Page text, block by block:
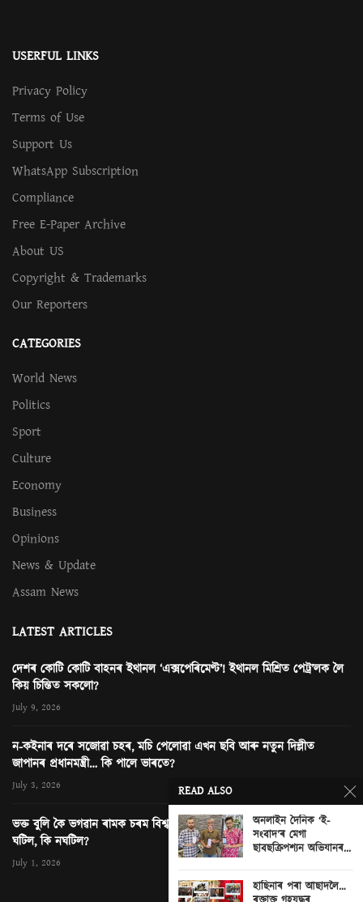
USERFUL LINKS
Privacy Policy
Terms of Use
Support Us
WhatsApp Subscription
Compliance
Free E-Paper Archive
About US
Copyright & Trademarks
Our Reporters
CATEGORIES
World News
Politics
Sport
Culture
Economy
Business
Opinions
News & Update
Assam News
LATEST ARTICLES
দেশৰ কোটি কোটি বাহনৰ ইথানল ‘এক্সপেৰিমেণ্ট’! ইথানল মিশ্ৰিত পেট্ৰ’লক লৈ
কিয় চিন্তিত সকলো?
July 9, 2026
ন-কইনাৰ দৰে সজোৱা চহৰ, মচি পেলোৱা এখন ছবি আৰু নতুন দিল্লীত
জাপানৰ প্ৰধানমন্ত্ৰী… কি পালে ভাৰতে?
July 3, 2026
ভক্ত বুলি কৈ ভগৱান ৰামক চৰম বিশ্বাসঘাটকতা! অযোধ্যাৰ ৰাম মন্দিৰত কি
ঘটিল, কি নঘটিল?
July 1, 2026
READ ALSO
অনলাইন দৈনিক ‘ই-
সংবাদ’ৰ মেগা
ছাবছক্ৰিপশ্যন অভিযানৰ...
হাছিনাৰ পৰা আছাদলৈ…